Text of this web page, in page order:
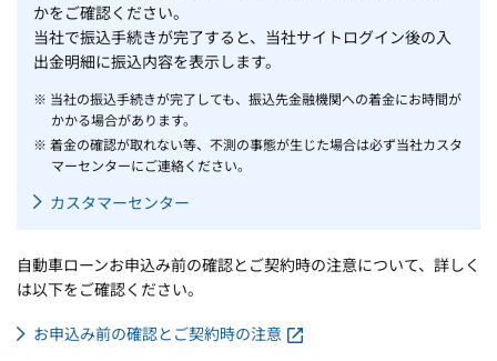
かをご確認ください。
当社で振込手続きが完了すると、当社サイトログイン後の入
出金明細に振込内容を表示します。
※ 当社の振込手続きが完了しても、振込先金融機関への着金にお時間が
かかる場合があります。
※ 着金の確認が取れない等、不測の事態が生じた場合は必ず当社カスタ
マーセンターにご連絡ください。
カスタマーセンター
自動車ローンお申込み前の確認とご契約時の注意について、詳しく
は以下をご確認ください。
お申込み前の確認とご契約時の注意